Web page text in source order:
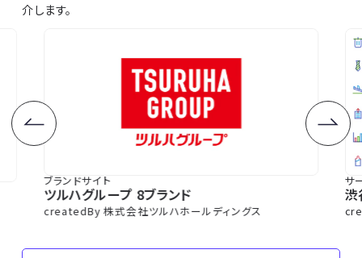
介します。
ブランドサイト
ツルハグループ 8ブランド
createdBy 株式会社ツルハホールディングス
サ
渋